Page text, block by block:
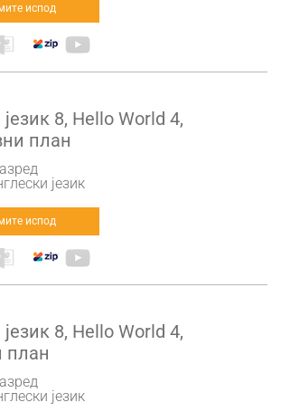
испод
8, Hello World 4,
план
језик
испод
8, Hello World 4,
план
језик